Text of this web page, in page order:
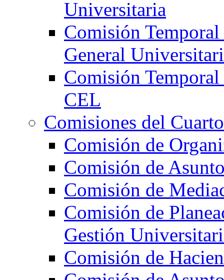
Universitaria
Comisión
General
Comisión
CEL
Comisiones del
Comisión de
Comisión de
Comisión de
Comisión de
Gestión
Comisión de